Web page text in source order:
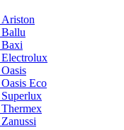
Ariston
Ballu
Baxi
Electrolux
Eco